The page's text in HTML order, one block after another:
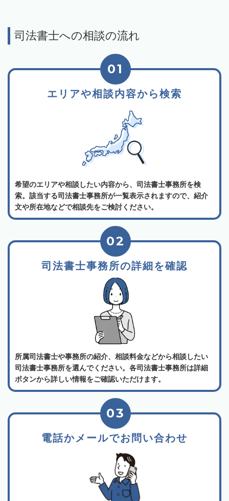
司法書士への相談の流れ
エリアや相談内容から検索
01
希望のエリアや相談したい内容から、司法書士事務所を検
索。該当する司法書士事務所が一覧表示されますので、紹介
文や所在地などで相談先をご検討ください。
司法書士事務所の詳細を確認
02
所属司法書士や事務所の紹介、相談料金などから相談したい
司法書士事務所を選んでください。各司法書士事務所は詳細
ボタンから詳しい情報をご確認いただけます。
電話かメールでお問い合わせ
03